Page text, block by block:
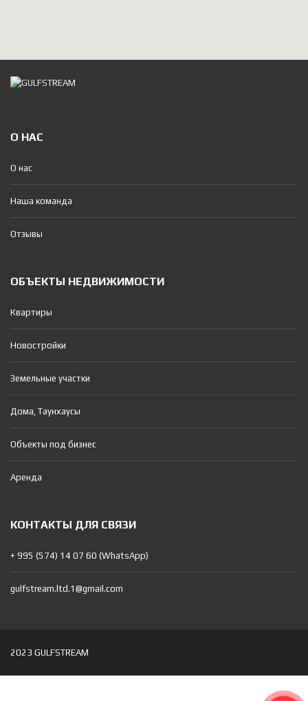
О НАС
О нас
Наша команда
Отзывы
ОБЪЕКТЫ НЕДВИЖИМОСТИ
Квартиры
Новостройки
Земельные участки
Дома, Таунхаусы
Объекты под бизнес
Аренда
КОНТАКТЫ ДЛЯ СВЯЗИ
+ 995 (574) 14 07 60 (WhatsApp)
gulfstream.ltd.1@gmail.com
2023 GULFSTREAM